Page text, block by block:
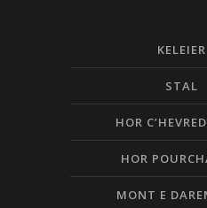
KELEIER
STAL
HOR
HOR
MONT E